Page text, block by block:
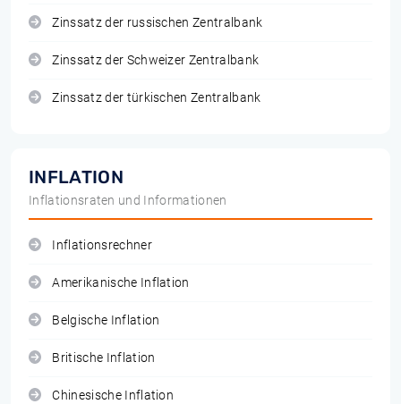
Zinssatz der russischen Zentralbank
Zinssatz der Schweizer Zentralbank
Zinssatz der türkischen Zentralbank
INFLATION
Inflationsraten und Informationen
Inflationsrechner
Amerikanische Inflation
Belgische Inflation
Britische Inflation
Chinesische Inflation